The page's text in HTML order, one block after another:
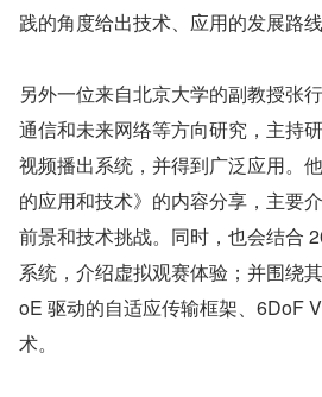
践的角度给出技术、应用的发展路线
另外一位来自北京大学的副教授张
通信和未来网络等方向研究，主持
视频播出系统，并得到广泛应用。
的应用和技术》的内容分享，主要
前景和技术挑战。同时，也会结合
系统，介绍虚拟观赛体验；并围绕
oE 驱动的自适应传输框架、6DoF
术。